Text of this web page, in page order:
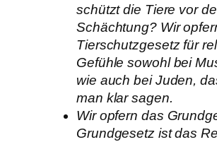
schützt die Tiere vor
Schächtung? Wir
Tierschutzgesetz für
Gefühle sowohl bei
wie auch bei Juden,
man klar sagen.
Wir opfern das
Grundgesetz ist das